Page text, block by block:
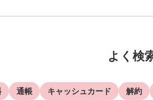
よく検
通帳 キャッシュカード 解約